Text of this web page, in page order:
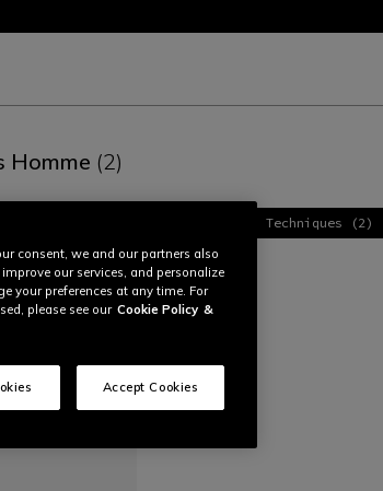
Homme (2)
Sous-Vetements Techniques (2)
consent, we and our partners also
our services, and personalize
your preferences at any time. For
please see our Cookie Policy &
Accept Cookies